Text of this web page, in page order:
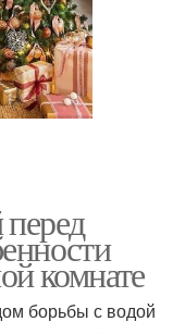
комнате
борьбы с водой